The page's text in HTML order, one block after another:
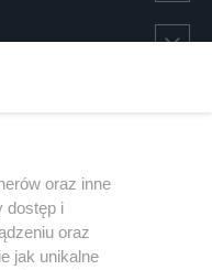
oraz inne
dostęp i
oraz
jak unikalne